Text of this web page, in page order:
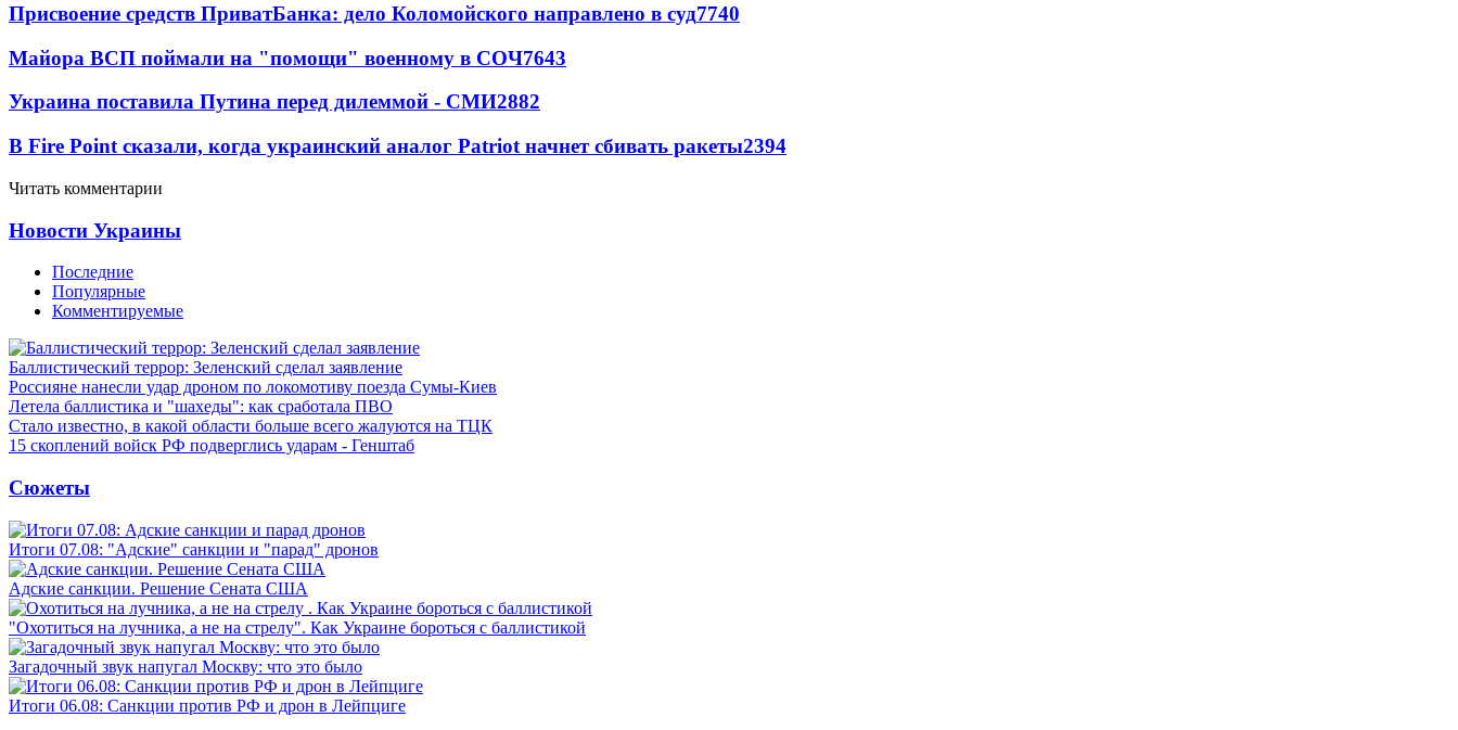
Присвоение средств ПриватБанка: дело Коломойского направлено в суд7740
Майора ВСП поймали на "помощи" военному в СОЧ7643
Украина поставила Путина перед дилеммой - СМИ2882
В Fire Point сказали, когда украинский аналог Patriot начнет сбивать ракеты2394
Читать комментарии
Новости Украины
Последние
Популярные
Комментируемые
Баллистический террор: Зеленский сделал заявление
Россияне нанесли удар дроном по локомотиву поезда Сумы-Киев
Летела баллистика и "шахеды": как сработала ПВО
Стало известно, в какой области больше всего жалуются на ТЦК
15 скоплений войск РФ подверглись ударам - Генштаб
Сюжеты
Итоги 07.08: "Адские" санкции и "парад" дронов
Адские санкции. Решение Сената США
"Охотиться на лучника, а не на стрелу". Как Украине бороться с баллистикой
Загадочный звук напугал Москву: что это было
Итоги 06.08: Санкции против РФ и дрон в Лейпциге